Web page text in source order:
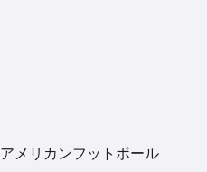
アメリカンフットボール